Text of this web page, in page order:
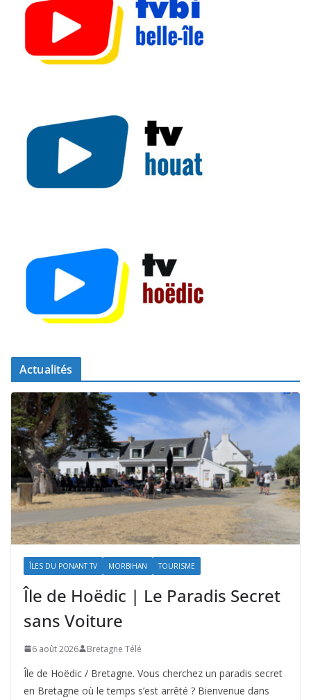
Actualités
ÎLES DU PONANT TV MORBIHAN TOURISME
Île de Hoëdic | Le Paradis Secret
sans Voiture
6 août 2026 Bretagne Télé
Île de Hoëdic / Bretagne. Vous cherchez un paradis secret
en Bretagne où le temps s’est arrêté ? Bienvenue dans